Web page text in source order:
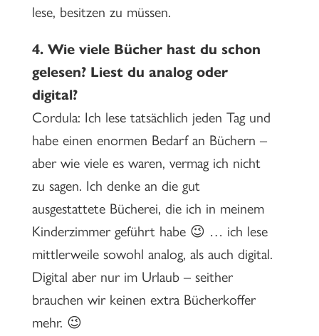
lese, besitzen zu müssen.
4. Wie viele Bücher hast du schon
gelesen? Liest du analog oder
digital?
Cordula: Ich lese tatsächlich jeden Tag und
habe einen enormen Bedarf an Büchern –
aber wie viele es waren, vermag ich nicht
zu sagen. Ich denke an die gut
ausgestattete Bücherei, die ich in meinem
Kinderzimmer geführt habe 😉 … ich lese
mittlerweile sowohl analog, als auch digital.
Digital aber nur im Urlaub – seither
brauchen wir keinen extra Bücherkoffer
mehr. 😉